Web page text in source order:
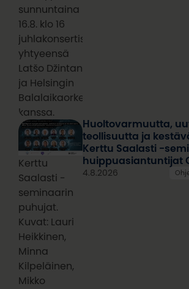
sunnuntaina
16.8. klo 16
juhlakonsertissa
yhtyeensä
Latšo Džintan
ja Helsingin
Balalaikaorkesterin
kanssa.
Kerttu
Saalasti -
seminaarin
puhujat.
Kuvat: Lauri
Heikkinen,
Minna
Kilpeläinen,
Mikko
Huoltovarmuutta,
teollisuutta ja
Kerttu Saalasti -
huippuasiantuntijat
4.8.2026